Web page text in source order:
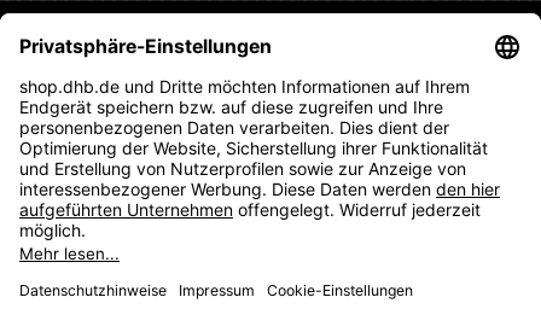
ABONNIEREN SIE DEN KOSTENLOSEN DHB-FANSHOP
NEWSLETTER UND VERPASSEN SIE KEINE NEUIGKEIT ODER
AKTION MEHR.
ANMELDEN